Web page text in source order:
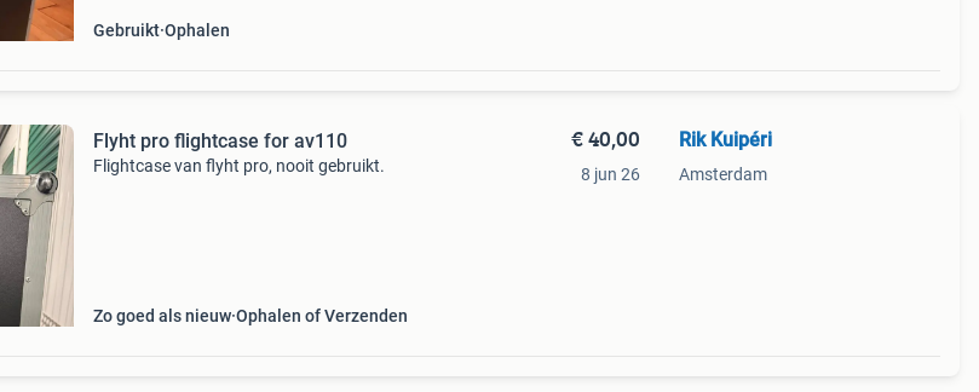
Gebruikt Ophalen
Flyht pro flightcase for av110
Flightcase van flyht pro, nooit gebruikt.
Zo goed als nieuw Ophalen of Verzenden
€ 40,00
8 jun 26
Rik Kuipéri
Amsterdam